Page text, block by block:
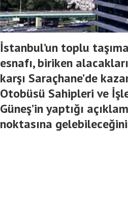
İstanbul’un toplu
esnafı, biriken
karşı Saraçhane’de
Otobüsü Sahipleri ve
Güneş’in yaptığı
noktasına